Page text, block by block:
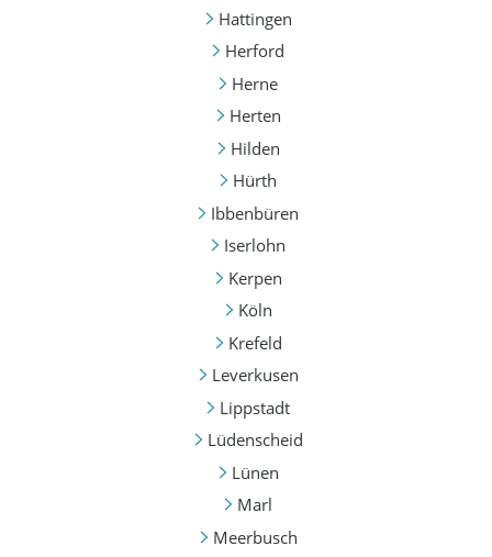
Hattingen
Herford
Herne
Herten
Hilden
Hürth
Ibbenbüren
Iserlohn
Kerpen
Köln
Krefeld
Leverkusen
Lippstadt
Lüdenscheid
Lünen
Marl
Meerbusch